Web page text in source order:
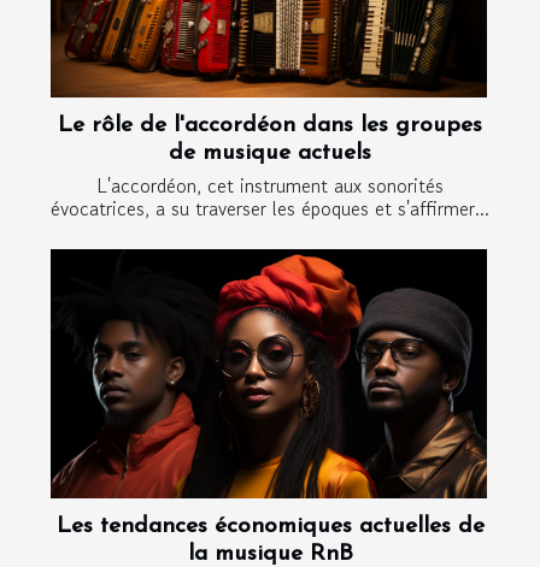
Le rôle de l'accordéon dans les groupes
de musique actuels
L'accordéon, cet instrument aux sonorités
évocatrices, a su traverser les époques et s'affirmer...
Les tendances économiques actuelles de
la musique RnB